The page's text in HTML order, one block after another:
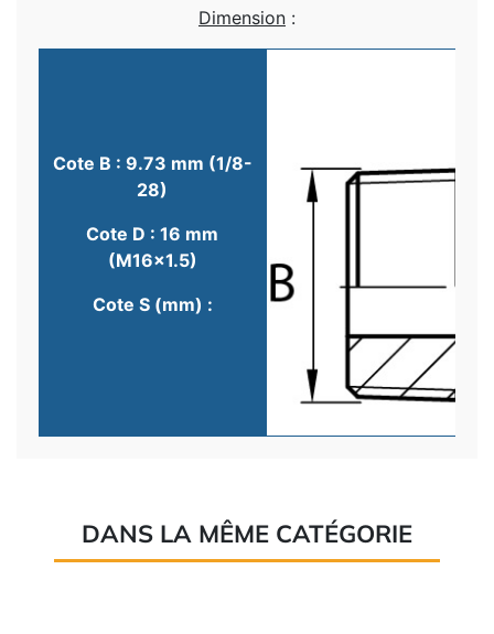
Dimension :
Cote B : 9.73 mm (1/8-
28)
Cote D : 16 mm
(M16x1.5)
Cote S (mm) :
DANS LA MÊME CATÉGORIE